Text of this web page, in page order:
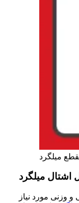
میلگرد
میلگرد
وزنی مورد نیاز